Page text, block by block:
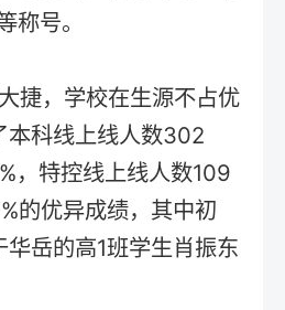
称号。
捷，学校在生源不占优
本科线上线人数302
，特控线上线人数109
的优异成绩，其中初
岳的高1班学生肖振东